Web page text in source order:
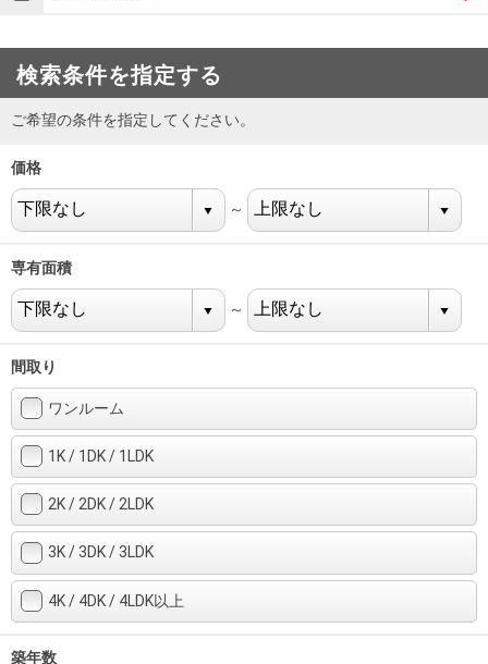
購入向け
サービス
住宅ロー
ンシミュ
レーショ
住まい1プ
住まいと
暮らしの
（電子ブ
ック）
購入ガイ
ド
住まいと
暮らしの
税金の本
ック）
売却ガイ
ド
検索条件を指定する
ご希望の条件を指定してください。
価格
～
専有面積
～
間取り
ワンルーム
1K / 1DK / 1LDK
2K / 2DK / 2LDK
3K / 3DK / 3LDK
4K / 4DK / 4LDK以上
築年数